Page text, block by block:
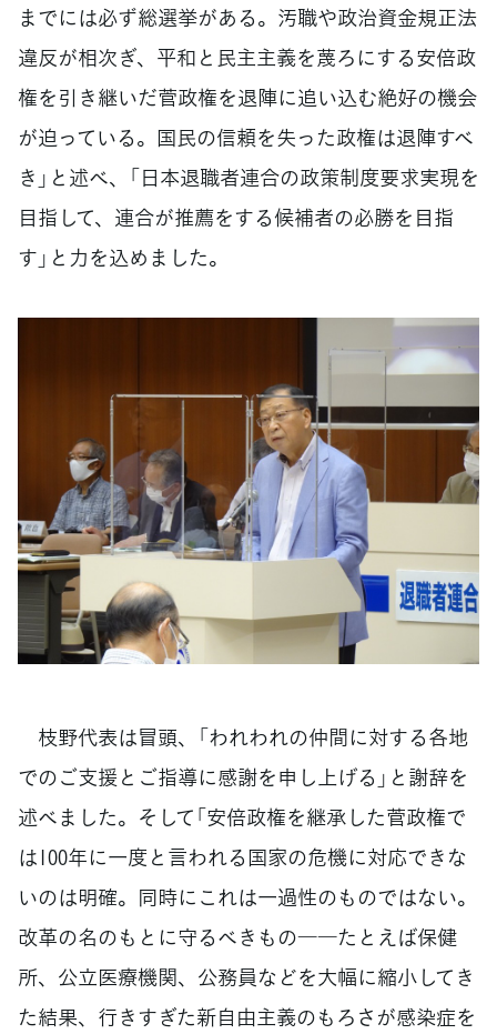
までには必ず総選挙がある。汚職や政治資金規正法
違反が相次ぎ、平和と民主主義を蔑ろにする安倍政
権を引き継いだ菅政権を退陣に追い込む絶好の機会
が迫っている。国民の信頼を失った政権は退陣すべ
き」と述べ、「日本退職者連合の政策制度要求実現を
目指して、連合が推薦をする候補者の必勝を目指
す」と力を込めました。
枝野代表は冒頭、「われわれの仲間に対する各地
でのご支援とご指導に感謝を申し上げる」と謝辞を
述べました。そして「安倍政権を継承した菅政権で
は100年に一度と言われる国家の危機に対応できな
いのは明確。同時にこれは一過性のものではない。
改革の名のもとに守るべきもの――たとえば保健
所、公立医療機関、公務員などを大幅に縮小してき
た結果、行きすぎた新自由主義のもろさが感染症を